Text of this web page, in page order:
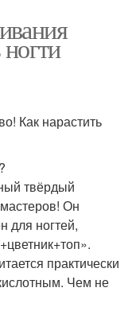
Как нарастить
твёрдый
Он
для ногтей,
практически
Чем не